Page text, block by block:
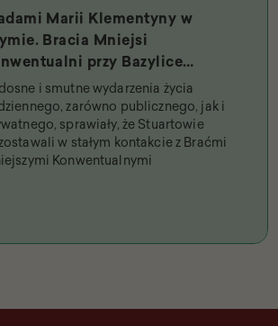
Marii Klementyny w
Bracia Mniejsi
przy Bazylice
Dwunastu Apostołów i
królowa
i smutne wydarzenia życia
zarówno publicznego, jak i
sprawiały, że Stuartowie
w stałym kontakcie z Braćmi
Konwentualnymi